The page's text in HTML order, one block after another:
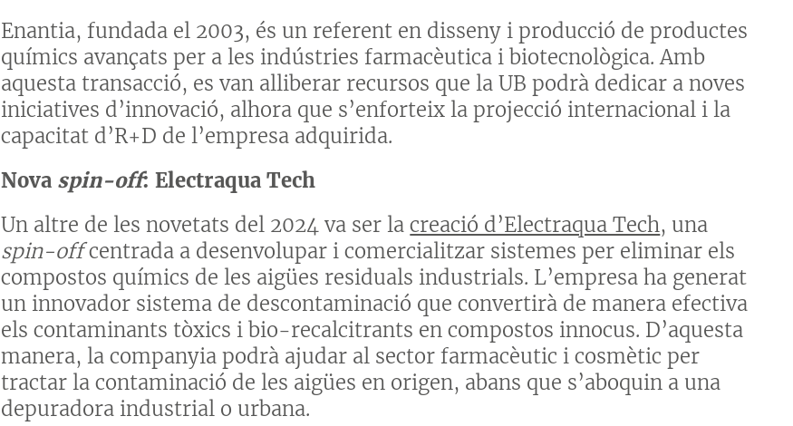
Enantia, fundada el 2003, és un referent en disseny i producció de productes
químics avançats per a les indústries farmacèutica i biotecnològica. Amb
aquesta transacció, es van alliberar recursos que la UB podrà dedicar a noves
iniciatives d’innovació, alhora que s’enforteix la projecció internacional i la
capacitat d’R+D de l’empresa adquirida.
Nova spin-off: Electraqua Tech
Un altre de les novetats del 2024 va ser lacreació d’Electraqua Tech, una
spin-offcentrada a desenvolupar i comercialitzar sistemes per eliminar els
compostos químics de les aigües residuals industrials. L’empresa ha generat
un innovador sistema de descontaminació que convertirà de manera efectiva
els contaminants tòxics i bio-recalcitrants en compostos innocus. D’aquesta
manera, la companyia podrà ajudar al sector farmacèutic i cosmètic per
tractar la contaminació de les aigües en origen, abans que s’aboquin a una
depuradora industrial o urbana.